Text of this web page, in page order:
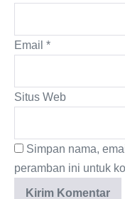
Email *
Situs Web
Simpan nama,
peramban ini untuk